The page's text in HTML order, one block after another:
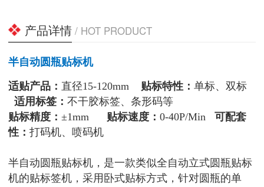
产品详情 / HOT PRODUCT
半自动圆瓶贴标机
适贴产品： 直径15-120mm 贴标特性： 单标、双标
适用标签： 不干胶标签、条形码等
贴标精度： ±1mm 贴标速度： 0-40P/Min 可配套
性： 打码机、喷码机
半自动圆瓶贴标机，是一款类似全自动立式圆瓶贴标
机的贴标签机，采用卧式贴标方式，针对圆瓶的单